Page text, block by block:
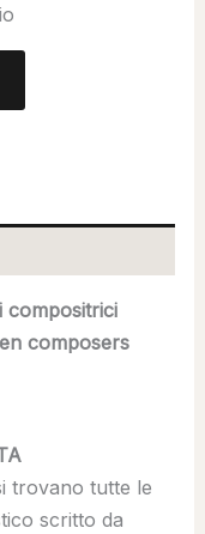
compositrici
composers
trovano tutte le
scritto da